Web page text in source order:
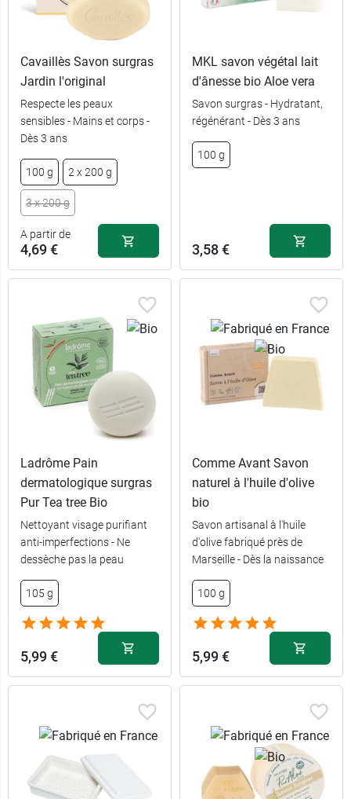
5,39 €
2 x 100 g 8,79 €
Cavaillès Savon surgras
Jardin l'original
Respecte les peaux
sensibles - Mains et corps -
Dès 3 ans
100 g 2 x 200 g
3 x 200 g
A partir de
4,69 €
100 g 4,69 €
2 x 200 g 10,49 €
3 x 200 g
MKL savon végétal lait
d'ânesse bio Aloe vera
Savon surgras - Hydratant,
régénérant - Dès 3 ans
100 g
3,58 €
Ladrôme Pain
dermatologique surgras
Pur Tea tree Bio
Nettoyant visage purifiant
anti-imperfections - Ne
dessèche pas la peau
105 g
5,99 €
Comme Avant Savon
naturel à l'huile d'olive
bio
Savon artisanal à l'huile
d'olive fabriqué près de
Marseille - Dès la naissance
100 g
5,99 €